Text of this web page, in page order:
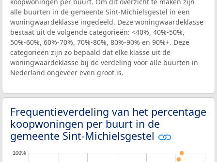
alle buurten in de gemeente Sint-Michielsgestel in een
woningwaardeklasse ingedeeld. Deze woningwaardeklasse
bestaat uit de volgende categorieën: <40%, 40%-50%,
50%-60%, 60%-70%, 70%-80%, 80%-90% en 90%+. Deze
categorieën zijn zo bepaald dat elke klasse uit de
woningwaardeklasse bij de verdeling voor alle buurten in
Nederland ongeveer even groot is.
Frequentieverdeling van het percentage
koopwoningen per buurt in de
gemeente Sint-Michielsgestel
100%